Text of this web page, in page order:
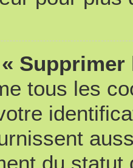
tous les
du